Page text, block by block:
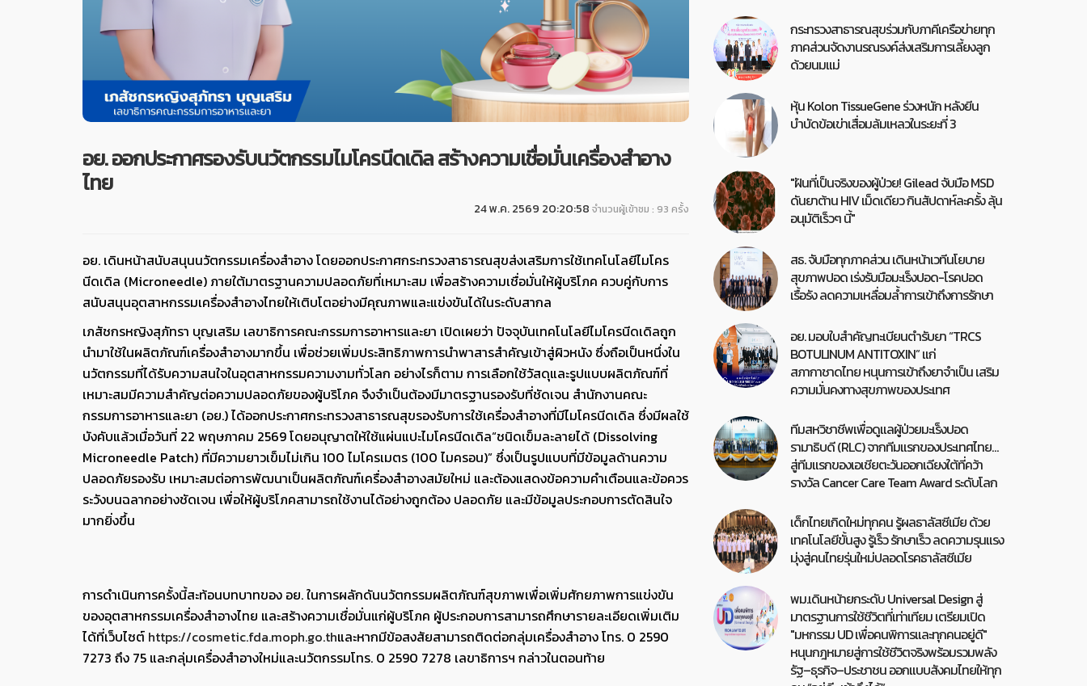
อย. ออกประกาศรองรับนวัตกรรมไมโครนีดเดิล สร้างความเชื่อมั่นเครื่องสำอาง
ไทย
24 พ.ค. 2569 20:20:58 จำนวนผู้เข้าชม : 93 ครั้ง
อย. เดินหน้าสนับสนุนนวัตกรรมเครื่องสำอาง โดยออกประกาศกระทรวงสาธารณสุขส่งเสริมการใช้เทคโนโลยีไมโคร
นีดเดิล (Microneedle) ภายใต้มาตรฐานความปลอดภัยที่เหมาะสม เพื่อสร้างความเชื่อมั่นให้ผู้บริโภค ควบคู่กับการ
สนับสนุนอุตสาหกรรมเครื่องสำอางไทยให้เติบโตอย่างมีคุณภาพและแข่งขันได้ในระดับสากล
เภสัชกรหญิงสุภัทรา บุญเสริม เลขาธิการคณะกรรมการอาหารและยา เปิดเผยว่า ปัจจุบันเทคโนโลยีไมโครนีดเดิลถูก
นำมาใช้ในผลิตภัณฑ์เครื่องสำอางมากขึ้น เพื่อช่วยเพิ่มประสิทธิภาพการนำพาสารสำคัญเข้าสู่ผิวหนัง ซึ่งถือเป็นหนึ่งใน
นวัตกรรมที่ได้รับความสนใจในอุตสาหกรรมความงามทั่วโลก อย่างไรก็ตาม การเลือกใช้วัสดุและรูปแบบผลิตภัณฑ์ที่
เหมาะสมมีความสำคัญต่อความปลอดภัยของผู้บริโภค จึงจำเป็นต้องมีมาตรฐานรองรับที่ชัดเจน สำนักงานคณะ
กรรมการอาหารและยา (อย.) ได้ออกประกาศกระทรวงสาธารณสุขรองรับการใช้เครื่องสำอางที่มีไมโครนีดเดิล ซึ่งมีผลใช้
บังคับแล้วเมื่อวันที่ 22 พฤษภาคม 2569 โดยอนุญาตให้ใช้แผ่นแปะไมโครนีดเดิล“ชนิดเข็มละลายได้ (Dissolving
Microneedle Patch) ที่มีความยาวเข็มไม่เกิน 100 ไมโครเมตร (100 ไมครอน)” ซึ่งเป็นรูปแบบที่มีข้อมูลด้านความ
ปลอดภัยรองรับ เหมาะสมต่อการพัฒนาเป็นผลิตภัณฑ์เครื่องสำอางสมัยใหม่ และต้องแสดงข้อความคำเตือนและข้อควร
ระวังบนฉลากอย่างชัดเจน เพื่อให้ผู้บริโภคสามารถใช้งานได้อย่างถูกต้อง ปลอดภัย และมีข้อมูลประกอบการตัดสินใจ
มากยิ่งขึ้น
การดำเนินการครั้งนี้สะท้อนบทบาทของ อย. ในการผลักดันนวัตกรรมผลิตภัณฑ์สุขภาพเพื่อเพิ่มศักยภาพการแข่งขัน
ของอุตสาหกรรมเครื่องสำอางไทย และสร้างความเชื่อมั่นแก่ผู้บริโภค ผู้ประกอบการสามารถศึกษารายละเอียดเพิ่มเติม
ได้ที่เว็บไซต์ https://cosmetic.fda.moph.go.thและหากมีข้อสงสัยสามารถติดต่อกลุ่มเครื่องสำอาง โทร. 0 2590
7273 ถึง 75 และกลุ่มเครื่องสำอางใหม่และนวัตกรรมโทร. 0 2590 7278 เลขาธิการฯ กล่าวในตอนท้าย
กระทรวงสาธารณสุขร่วมกับภาคีเครือข่ายทุก
ภาคส่วนจัดงานรณรงค์ส่งเสริมการเลี้ยงลูก
ด้วยนมแม่
หุ้น Kolon TissueGene ร่วงหนัก หลังยีน
บำบัดข้อเข่าเสื่อมล้มเหลวในระยะที่ 3
"ฝันที่เป็นจริงของผู้ป่วย! Gilead จับมือ MSD
ดันยาต้าน HIV เม็ดเดียว กินสัปดาห์ละครั้ง ลุ้น
อนุมัติเร็วๆ นี้"
สธ. จับมือทุกภาคส่วน เดินหน้าเวทีนโยบาย
สุขภาพปอด เร่งรับมือมะเร็งปอด-โรคปอด
เรื้อรัง ลดความเหลื่อมล้ำการเข้าถึงการรักษา
อย. มอบใบสำคัญทะเบียนตำรับยา “TRCS
BOTULINUM ANTITOXIN” แก่
สภากาชาดไทย หนุนการเข้าถึงยาจำเป็น เสริม
ความมั่นคงทางสุขภาพของประเทศ
ทีมสหวิชาชีพเพื่อดูแลผู้ป่วยมะเร็งปอด
รามาธิบดี (RLC) จากทีมแรกของประเทศไทย…
สู่ทีมแรกของเอเชียตะวันออกเฉียงใต้ที่คว้า
รางวัล Cancer Care Team Award ระดับโลก
เด็กไทยเกิดใหม่ทุกคน รู้ผลธาลัสซีเมีย ด้วย
เทคโนโลยีขั้นสูง รู้เร็ว รักษาเร็ว ลดความรุนแรง
มุ่งสู่คนไทยรุ่นใหม่ปลอดโรคธาลัสซีเมีย
พม.เดินหน้ายกระดับ Universal Design สู่
มาตรฐานการใช้ชีวิตที่เท่าเทียม เตรียมเปิด
"มหกรรม UD เพื่อคนพิการและทุกคนอยู่ดี"
หนุนกฎหมายสู่การใช้ชีวิตจริงพร้อมรวมพลัง
รัฐ–ธุรกิจ–ประชาชน ออกแบบสังคมไทยให้ทุก